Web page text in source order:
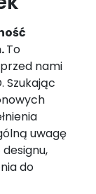
To
nami
Szukając
uwagę
do